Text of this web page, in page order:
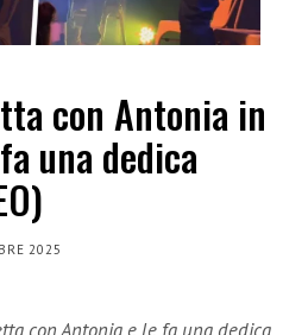
con Antonia in
una dedica
2025